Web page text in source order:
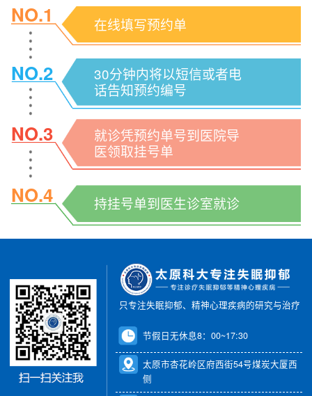
NO.1 在线填写预约单
NO.2
30分钟内将以短信或者电
话告知预约编号
NO.3
就诊凭预约单号到医院导
医领取挂号单
NO.4 持挂号单到医生诊室就诊
只专注失眠抑郁、精神心理疾病的研究与治疗
节假日无休息8：00~17:30
太原市杏花岭区府西街54号煤炭大厦西
侧